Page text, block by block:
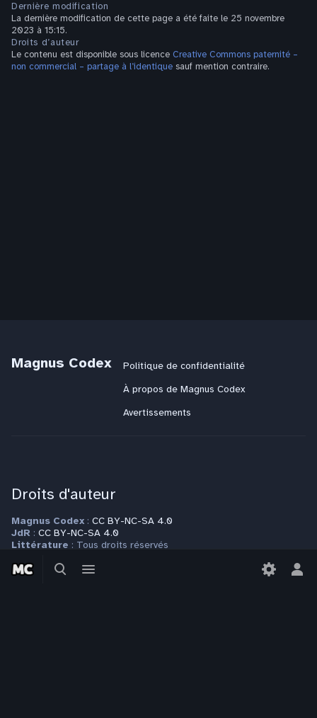
BasculerBasculer
le
Dernière modification
La dernière modification de cette page a été faite le 25 novembre
2023 à 15:15.
Droits d’auteur
Le contenu est disponible sous licence Creative Commons paternité –
non commercial – partage à l’identique sauf mention contraire.
Magnus Codex
Politique de confidentialité
À propos de Magnus Codex
Avertissements
Droits d'auteur
Magnus Codex : CC BY-NC-SA 4.0
JdR : CC BY-NC-SA 4.0
Littérature : Tous droits réservés
Autres espaces de nom